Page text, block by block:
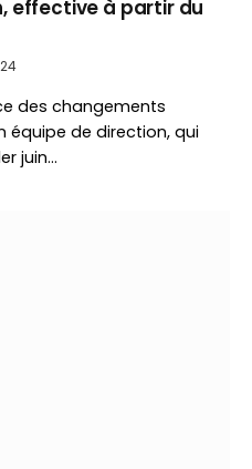
effective à partir du
des changements
équipe de direction, qui
juin…